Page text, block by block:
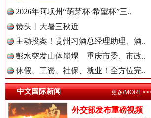
中国法制
中国法治
春天里的科技盛宴
2026年阿坝州“萌芽杯·希望杯”三..
镜头丨大暑三秋近
主动投案！贵州习酒总经理助理、酒..
彭水突发山体崩塌 重庆市委、市政..
休假、工资、社保、就业！全方位完..
中文国际新闻
外交部发布重磅视频
更多/